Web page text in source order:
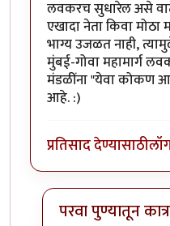
लवकरच सुधारेल असे
एखादा नेता किवा मोठा
भाग्य उजळत नाही,
मुंबई-गोवा महामार्ग
मंडळींना "येवा कोकण
आहे. :)
प्रतिसाद देण्यासाठी
परवा पुण्यातून